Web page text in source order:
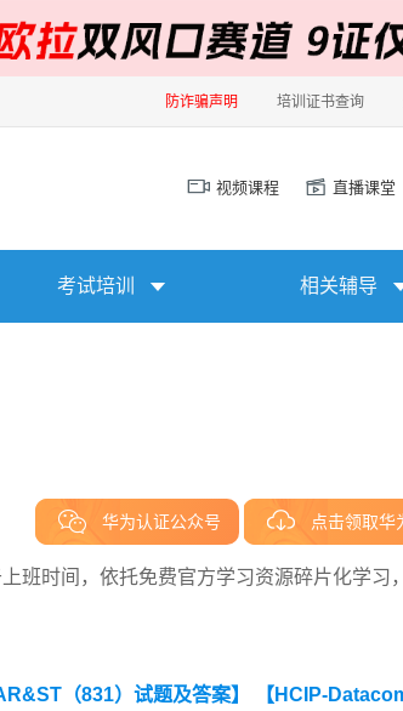
防诈骗声明 培训证书查询
视频课程 直播课堂
考试培训 相关辅导
华为认证公众号 点击领取华
班时间，依托免费官方学习资源碎片化学习
（831）试题及答案】
【HCIP-